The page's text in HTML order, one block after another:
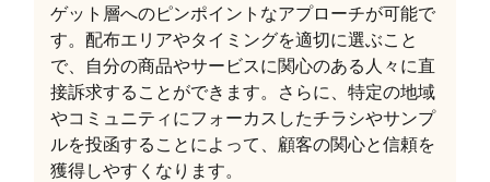
ゲット層へのピンポイントなアプローチが可能で
す。配布エリアやタイミングを適切に選ぶこと
で、自分の商品やサービスに関心のある人々に直
接訴求することができます。さらに、特定の地域
やコミュニティにフォーカスしたチラシやサンプ
ルを投函することによって、顧客の関心と信頼を
獲得しやすくなります。